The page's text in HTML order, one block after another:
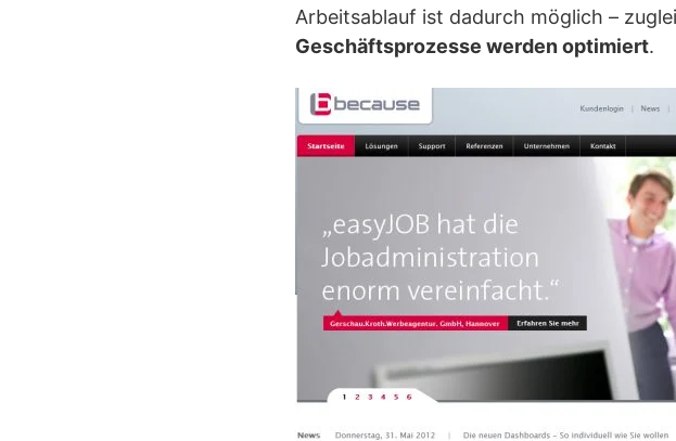
Arbeitsablauf ist dadurch möglich –
Geschäftsprozesse werden optimiert.